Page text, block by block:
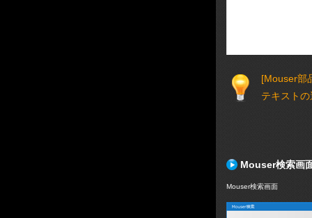
[Mouser部
テキスト
Mouser検索画
Mouser検索画面